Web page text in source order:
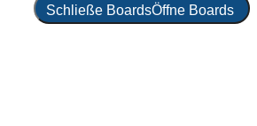
Schließe BoardsÖffne Boards